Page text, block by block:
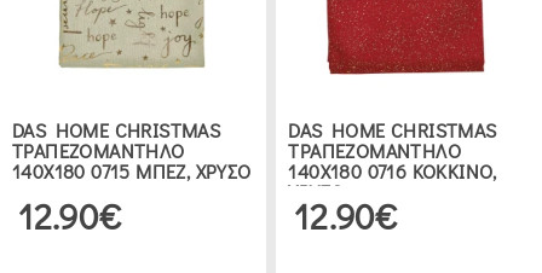
DAS HOME CHRISTMAS
ΤΡΑΠΕΖΟΜΑΝΤΗΛΟ
140Χ180 0715 ΜΠΕΖ, ΧΡΥΣΟ
12.90€
DAS HOME CHRISTMAS
ΤΡΑΠΕΖΟΜΑΝΤΗΛΟ
140Χ180 0716 ΚΟΚΚΙΝΟ,
ΧΡΥΣΟ
12.90€